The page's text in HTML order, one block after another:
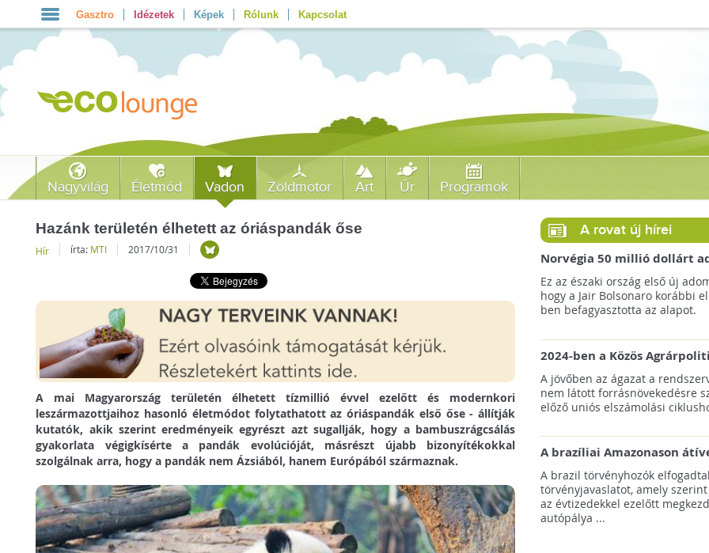
Gasztro Idézetek Képek Rólunk Kapcsolat
Nagyvilág Életmód Vadon Zöldmotor Art Űr Programok
Hazánk területén élhetett az óriáspandák őse
Hír írta: MTI 2017/10/31
A mai Magyarország területén élhetett tízmillió évvel ezelőtt és modernkori
leszármazottjaihoz hasonló életmódot folytathatott az óriáspandák első őse - állítják
kutatók, akik szerint eredményeik egyrészt azt sugallják, hogy a bambuszrágcsálás
gyakorlata végigkísérte a pandák evolúcióját, másrészt újabb bizonyítékokkal
szolgálnak arra, hogy a pandák nem Ázsiából, hanem Európából származnak.
A rovat új hírei
Norvégia 50 millió dollárt
a brazil Amazonas-alapnak a
erdőirtás miatt
Ez az északi ország első új
hogy a Jair Bolsonaro korábbi
ben befagyasztotta az alapot.
2024-ben a Közös
keretein belül az
pályázatok az elsők között
majd meg
A jövőben az ágazat a
nem látott forrásnövekedésre
előző uniós elszámolási
A brazíliai Amazonason
autópálya robbanásszerű
erdőirtást indíthat el
A brazil törvényhozók
törvényjavaslatot, amely
az évtizedekkel ezelőtt
autópálya ...